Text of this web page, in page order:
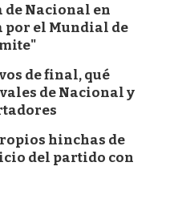
de Nacional en
por el Mundial de
de final, qué
de Nacional y
hinchas de
del partido con